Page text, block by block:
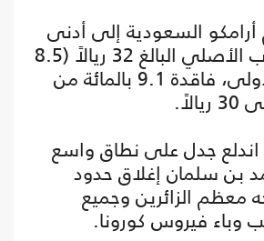
السعودية إلى أدنى
من سعر الاكتتاب الأصلي البالغ 32 ريالاً (8.5
دولاراً) للمرة الأولى، فاقدة 9.1 بالمائة من
اندلع جدل على نطاق واسع
بن سلمان إغلاق حدود
معظم الزائرين وجميع
وباء فيروس كورونا.